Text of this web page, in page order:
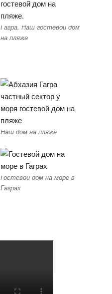
Гагра. Наш гостевой дом
на пляже
Наш дом на пляже
Гостевой дом на море в
Гаграх